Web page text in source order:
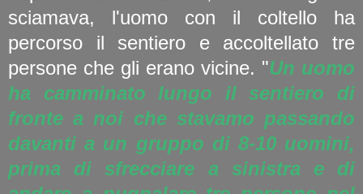
sciamava, l'uomo con il coltello ha
percorso il sentiero e accoltellato tre
persone che gli erano vicine. "Un uomo
ha camminato lungo il sentiero di
fronte a noi che stavamo passando
davanti a un gruppo di 8-10 uomini,
prima di sfrecciare a sinistra e di